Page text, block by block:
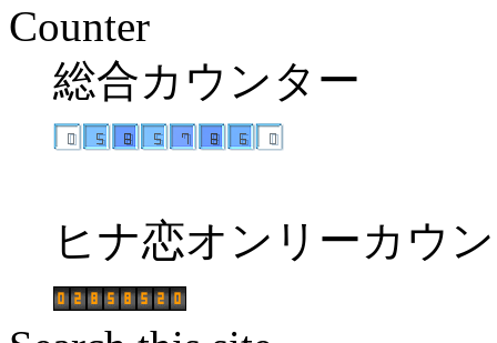
Counter
総合カウンター
ヒナ恋オンリーカウ